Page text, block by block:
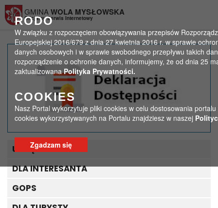
RODO
W związku z rozpoczęciem obowiązywania przepisów
Europejskiej 2016/679 z dnia 27 kwietnia 2016 r. w sprawie
danych osobowych i w sprawie swobodnego przepływu takich
rozporządzenie o ochronie danych, informujemy, że od dnia 25
zaktualizowanaPolityka Prywatności.
COOKIES
Nasz Portal wykorzytuje pliki cookies w celu dostosowania
cookies wykorzystywanych na Portalu znajdziesz w naszej
Zgadzam się
GMINA WOLA MYSŁOWSKA
Oficjalny Serwis Internetowy
Festiwal Oręża Polskiego
> Ogłoszenia > Festiwal Oręża Polskiego
URZĄD GMINY
DLA INTERESANTA
GOPS